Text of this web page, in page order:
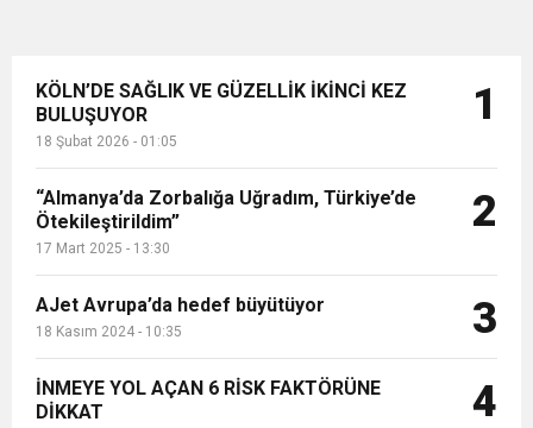
KÖLN’DE SAĞLIK VE GÜZELLİK İKİNCİ KEZ
BULUŞUYOR
18 Şubat 2026 - 01:05
1
“Almanya’da Zorbalığa Uğradım, Türkiye’de
Ötekileştirildim”
17 Mart 2025 - 13:30
2
AJet Avrupa’da hedef büyütüyor
18 Kasım 2024 - 10:35 3
İNMEYE YOL AÇAN 6 RİSK FAKTÖRÜNE
DİKKAT
4